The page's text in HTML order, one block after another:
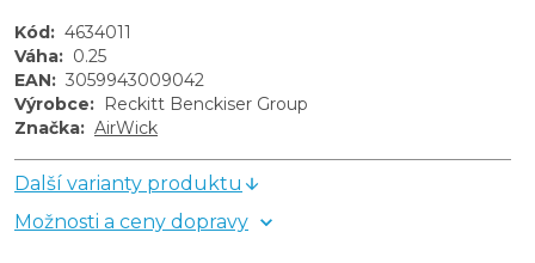
Kód: 4634011
Váha: 0.25
EAN: 3059943009042
Výrobce: Reckitt Benckiser Group
Značka: AirWick
Další varianty produktu
Možnosti a ceny dopravy